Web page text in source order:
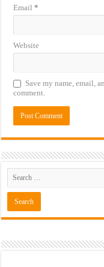
Email*
Website
Save my name, email,
comment.